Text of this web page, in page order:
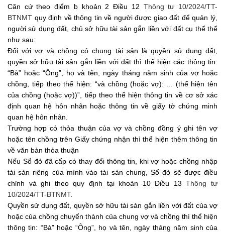
Căn cứ theo điểm b khoản 2 Điều 12 Thông tư 10/2024/TT-
BTNMT quy định về thông tin về người được giao đất để quản lý,
người sử dụng đất, chủ sở hữu tài sản gắn liền với đất cụ thể thể
như sau:
Đối với vợ và chồng có chung tài sản là quyền sử dụng đất,
quyền sở hữu tài sản gắn liền với đất thì thể hiện các thông tin:
“Bà” hoặc “Ông”, họ và tên, ngày tháng năm sinh của vợ hoặc
chồng, tiếp theo thể hiện: “và chồng (hoặc vợ): ... (thể hiện tên
của chồng (hoặc vợ))”, tiếp theo thể hiện thông tin về cơ sở xác
định quan hệ hôn nhân hoặc thông tin về giấy tờ chứng minh
quan hệ hôn nhân.
Trường hợp có thỏa thuận của vợ và chồng đồng ý ghi tên vợ
hoặc tên chồng trên Giấy chứng nhận thì thể hiện thêm thông tin
về văn bản thỏa thuận
Nếu Sổ đỏ đã cấp có thay đổi thông tin, khi vợ hoặc chồng nhập
tài sản riêng của mình vào tài sản chung, Sổ đỏ sẽ được điều
chỉnh và ghi theo quy định tại khoản 10 Điều 13Thông tư
10/2024/TT-BTNMT.
Quyền sử dụng đất, quyền sở hữu tài sản gắn liền với đất của vợ
hoặc của chồng chuyển thành của chung vợ và chồng thì thể hiện
thông tin: “Bà” hoặc “Ông”, họ và tên, ngày tháng năm sinh của